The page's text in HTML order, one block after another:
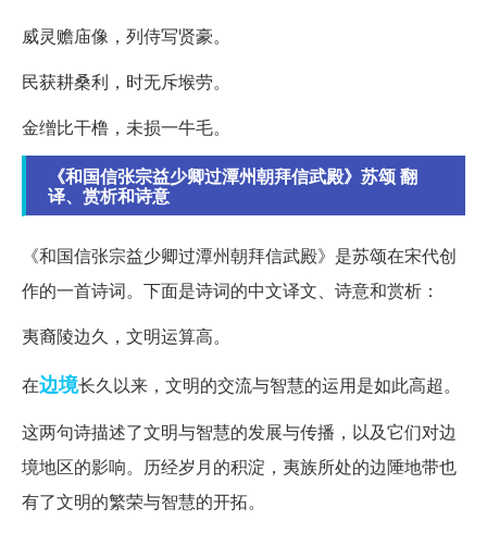
威灵赡庙像，列侍写贤豪。
民获耕桑利，时无斥堠劳。
金缯比干橹，未损一牛毛。
《和国信张宗益少卿过潭州朝拜信武殿》苏颂 翻
译、赏析和诗意
《和国信张宗益少卿过潭州朝拜信武殿》是苏颂在宋代创
作的一首诗词。下面是诗词的中文译文、诗意和赏析：
夷裔陵边久，文明运算高。
在边境长久以来，文明的交流与智慧的运用是如此高超。
这两句诗描述了文明与智慧的发展与传播，以及它们对边
境地区的影响。历经岁月的积淀，夷族所处的边陲地带也
有了文明的繁荣与智慧的开拓。